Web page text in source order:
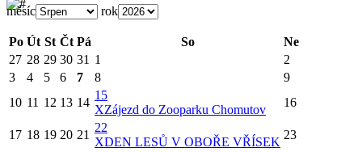
měsíc rok
Po Út St Čt Pá So
Ne
27 28 29 30 31 1
2
3
4 5 6 7 8
9
10 11 12 13 14
15
XZájezd do Zooparku Chomutov
16
17 18 19 20 21
22
XDEN LESŮ V OBOŘE VŘÍSEK
23